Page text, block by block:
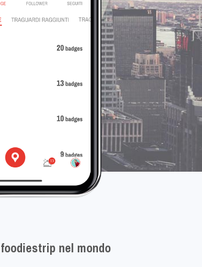
foodiestrip nel mondo